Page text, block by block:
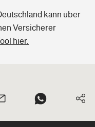
kann über
Versicherer
hier.